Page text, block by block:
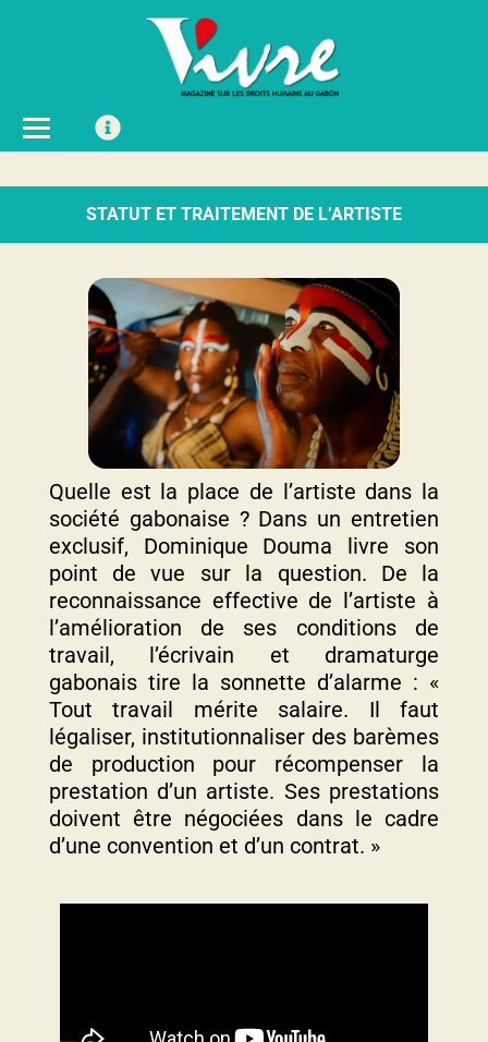
STATUT ET TRAITEMENT DE L’ARTISTE
Quelle est la place de l’artiste dans la
société gabonaise ? Dans un entretien
exclusif, Dominique Douma livre son
point de vue sur la question. De la
reconnaissance effective de l’artiste à
l’amélioration de ses conditions de
travail, l’écrivain et dramaturge
gabonais tire la sonnette d’alarme : «
Tout travail mérite salaire. Il faut
légaliser, institutionnaliser des barèmes
de production pour récompenser la
prestation d’un artiste. Ses prestations
doivent être négociées dans le cadre
d’une convention et d’un contrat. »